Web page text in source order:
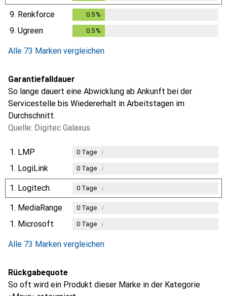
9. Renkforce 0.5%
9. Ugreen 0.5%
Alle 73 Marken vergleichen
Garantiefalldauer
So lange dauert eine Abwicklung ab Ankunft bei der
Servicestelle bis Wiedererhalt in Arbeitstagen im
Durchschnitt.
Quelle: Digitec Galaxus
1. LMP 0Tage i
1. LogiLink 0Tage i
1. Logitech 0Tage i
1. MediaRange 0Tage i
1. Microsoft 0Tage i
Alle 73 Marken vergleichen
Rückgabequote
So oft wird ein Produkt dieser Marke in der Kategorie